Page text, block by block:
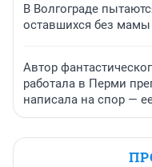
В Волгограде
оставшихся без
Автор
работала в Перми
написала на спор —